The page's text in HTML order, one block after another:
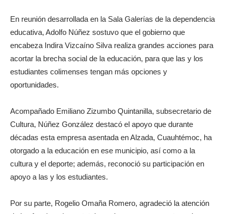
En reunión desarrollada en la Sala Galerías de la dependencia
educativa, Adolfo Núñez sostuvo que el gobierno que
encabeza Indira Vizcaíno Silva realiza grandes acciones para
acortar la brecha social de la educación, para que las y los
estudiantes colimenses tengan más opciones y
oportunidades.
Acompañado Emiliano Zizumbo Quintanilla, subsecretario de
Cultura, Núñez González destacó el apoyo que durante
décadas esta empresa asentada en Alzada, Cuauhtémoc, ha
otorgado a la educación en ese municipio, así como a la
cultura y el deporte; además, reconoció su participación en
apoyo a las y los estudiantes.
Por su parte, Rogelio Omaña Romero, agradeció la atención